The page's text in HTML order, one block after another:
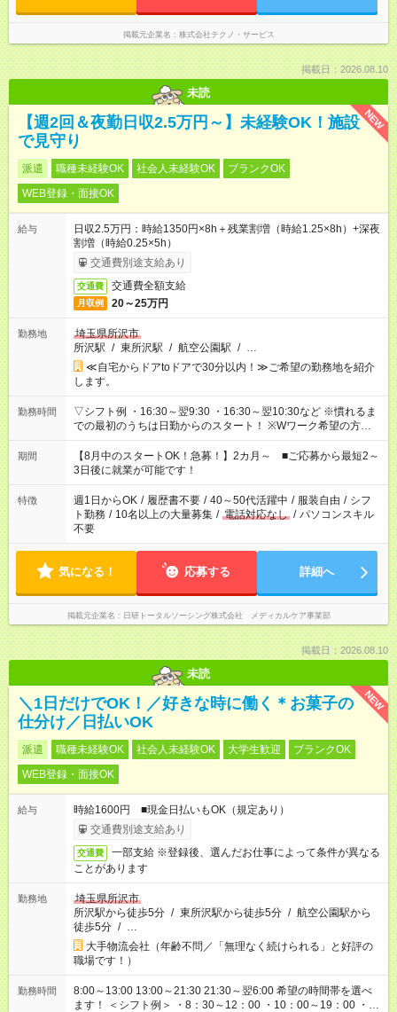
掲載元企業名 株式会社テクノ・サービス
掲載日：2026.08.10
未読
NEW
【週2回＆夜勤日収2.5万円～】未経験OK！施設
で見守り
派遣 職種未経験OK 社会人未経験OK
ブランクOK
WEB登録・面接OK
給与
日収2.5万円：時給1350円×8h＋残業割増（時給1.25×8h）+深夜
割増（時給0.25×5h）
交通費別途支給あり
交通費 交通費全額支給
月収例 20～25万円
勤務地
埼玉県所沢市
所沢駅 / 東所沢駅 / 航空公園駅 / …
≪自宅からドアtoドアで30分以内！≫ご希望の勤務地を紹介
します。
勤務時間
▽シフト例 ・16:30～翌9:30 ・16:30～翌10:30など ※慣れるま
での最初のうちは日勤からのスタート！ ※Wワーク希望の方へ
今ご覧のお仕事で希望する勤務時間と、もう1つのお仕事の勤務
時間。 合計で週40時間を超える場合は応募できません。
期間
【8月中のスタートOK！急募！】2カ月～ ■ご応募から最短2～
3日後に就業が可能です！
特徴 週1日からOK / 履歴書不要 / 40～50代活躍中 / 服装自由 / シフ
ト勤務 / 10名以上の大量募集 / 電話対応なし / パソコンスキル
不要
気になる！ 応募する 詳細へ
掲載元企業名 日研トータルソーシング株式会社 メディカルケア事業部
掲載日：2026.08.10
未読
NEW
＼1日だけでOK！／好きな時に働く＊お菓子の
仕分け／日払いOK
派遣 職種未経験OK 社会人未経験OK 大学生歓迎
ブランクOK
WEB登録・面接OK
給与
時給1600円 ■現金日払いもOK（規定あり）
交通費別途支給あり
交通費
一部支給 ※登録後、選んだお仕事によって条件が異なる
ことがあります
勤務地
埼玉県所沢市
所沢駅から徒歩5分 / 東所沢駅から徒歩5分 / 航空公園駅から
徒歩5分 / …
大手物流会社（年齢不問／「無理なく続けられる」と好評の
職場です！）
勤務時間
8:00～13:00 13:00～21:30 21:30～翌6:00 希望の時間帯を選べ
ます！ ＜シフト例＞ ・8：30～12：00 ・10：00～19：00 ・